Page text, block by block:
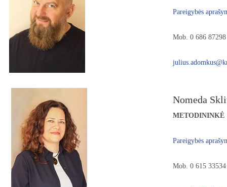
Pareigybės
Mob. 0 686 87298
Nomeda
METODININKĖ
Pareigybės
Mob. 0 615 33534